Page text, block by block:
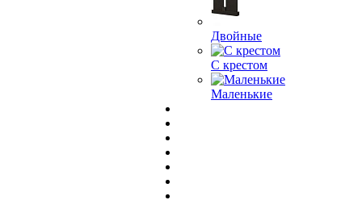
Двойные
С крестом
Маленькие